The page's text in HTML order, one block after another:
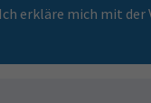
Ich erkläre mich mit der